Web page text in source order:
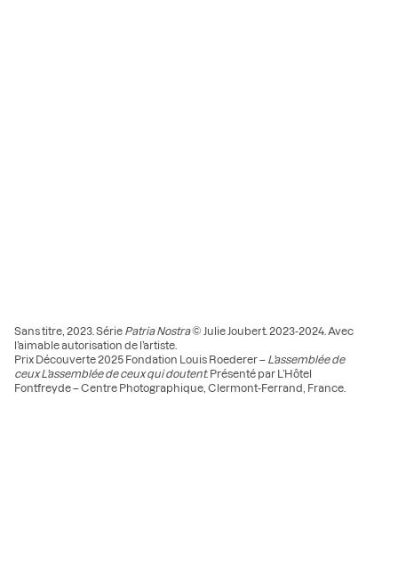
Sans titre, 2023. Série Patria Nostra© Julie Joubert. 2023-2024. Avec
l’aimable autorisation de l’artiste.
Prix Découverte 2025 Fondation Louis Roederer – L’assemblée de
ceux L’assemblée de ceux qui doutent. Présenté par L’Hôtel
Fontfreyde – Centre Photographique, Clermont-Ferrand, France.